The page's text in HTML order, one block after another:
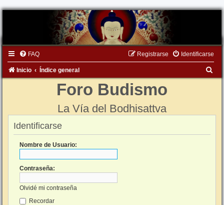
FAQ Identificarse
Registrarse
Inicio Índice general
Foro Budismo
La Vía del Bodhisattva
Identificarse
Nombre de Usuario:
Contraseña:
Olvidé mi contraseña
Recordar